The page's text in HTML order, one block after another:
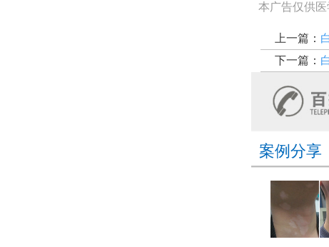
本广告仅供
上一篇：
下一篇：
案例分享